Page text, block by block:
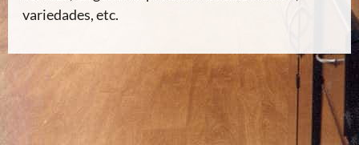
variedades, etc.